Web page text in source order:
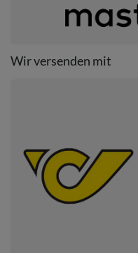
Wir versenden mit